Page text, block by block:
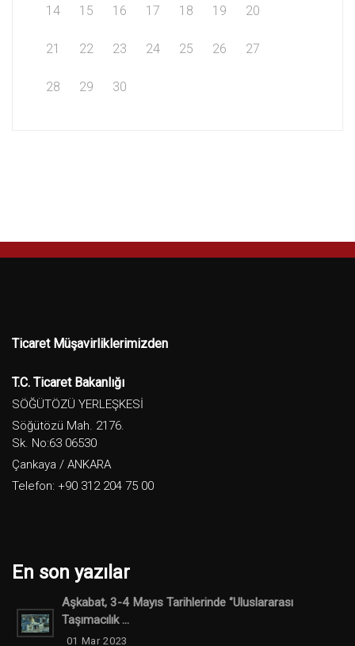
14 15 16 17 18 19 20
21 22 23 24 25 26 27
28 29 30
Ticaret Müşavirliklerimizden
T.C. Ticaret Bakanlığı
SÖĞÜTÖZÜ YERLEŞKESİ
Söğütözü Mah. 2176.
Sk. No:63 06530
Çankaya / ANKARA
Telefon: +90 312 204 75 00
En son yazılar
Aşkabat, 3-4 Mayıs Tarihlerinde ‘’Uluslararası
Taşımacılık ...
01 Mar 2023